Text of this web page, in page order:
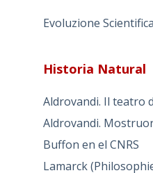
Evoluzione Scientifica
Historia Natural
Aldrovandi. Il teatro
Aldrovandi.
Buffon en el CNRS
Lamarck